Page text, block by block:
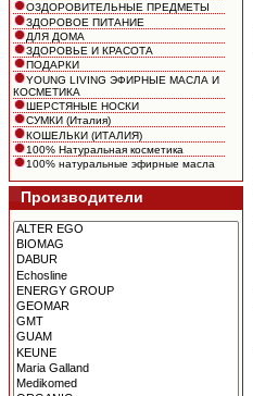
ОЗДОРОВИТЕЛЬНЫЕ ПРЕДМЕТЫ
ЗДОРОВОЕ ПИТАНИЕ
ДЛЯ ДОМА
ЗДОРОВЬЕ И КРАСОТА
ПОДАРКИ
YOUNG LIVING ЭФИРНЫЕ МАСЛА И
КОСМЕТИКА
ШЕРСТЯНЫЕ НОСКИ
СУМКИ (Италия)
КОШЕЛЬКИ (ИТАЛИЯ)
100% Натуральная косметика
100% натуральные эфирные масла
Производители